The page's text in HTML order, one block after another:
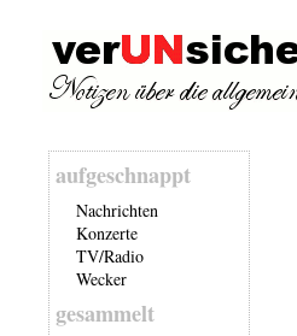
aufgeschnappt
Nachrichten
Konzerte
TV/Radio
Wecker
gesammelt